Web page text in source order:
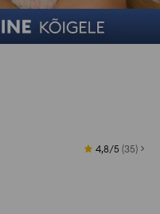
4,8/5 (35)